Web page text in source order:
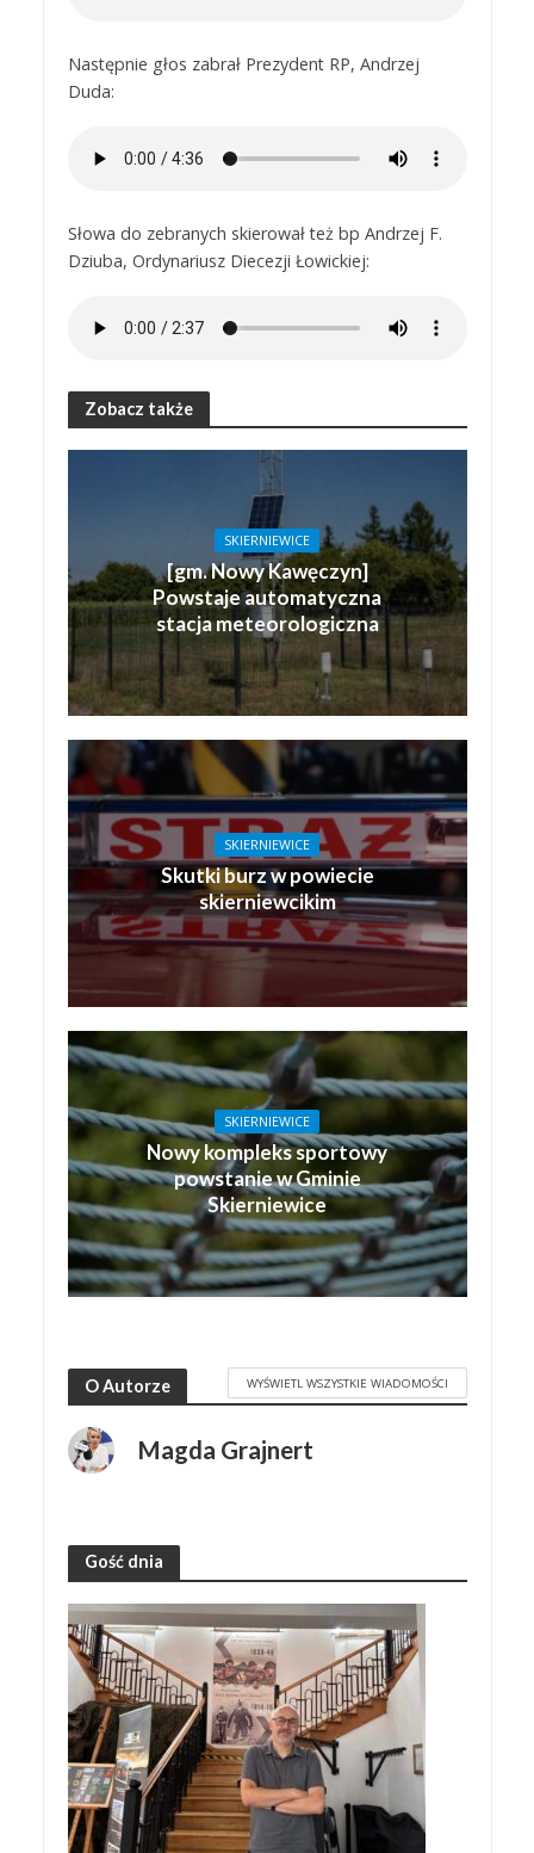
Następnie głos zabrał Prezydent RP, Andrzej
Duda:
Słowa do zebranych skierował też bp Andrzej F.
Dziuba, Ordynariusz Diecezji Łowickiej:
Zobacz także
SKIERNIEWICE
[gm. Nowy Kawęczyn]
Powstaje automatyczna
stacja meteorologiczna
SKIERNIEWICE
Skutki burz w powiecie
skierniewcikim
SKIERNIEWICE
Nowy kompleks sportowy
powstanie w Gminie
Skierniewice
O Autorze WYŚWIETL WSZYSTKIE WIADOMOŚCI
Magda Grajnert
Gość dnia